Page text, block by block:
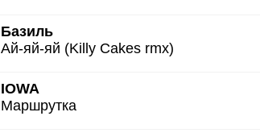
Базиль
Ай-яй-яй (Killy Cakes rmx)
IOWA
Маршрутка